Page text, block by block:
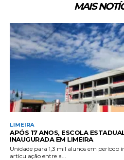
MAIS
LIMEIRA
APÓS 17 ANOS, ESCOLA
INAUGURADA EM LIMEIRA
Unidade para 1,3 mil alunos em período
articulação entre a...